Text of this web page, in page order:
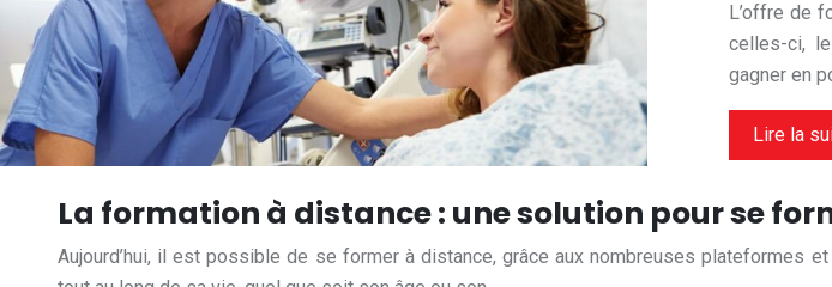
L’offre de
celles-ci,
gagner en
Lire la
La formation à distance : une solution pour se
Aujourd’hui, il est possible de se former à distance, grâce aux nombreuses